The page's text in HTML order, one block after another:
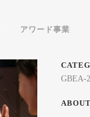
アワード事業
GBEA-